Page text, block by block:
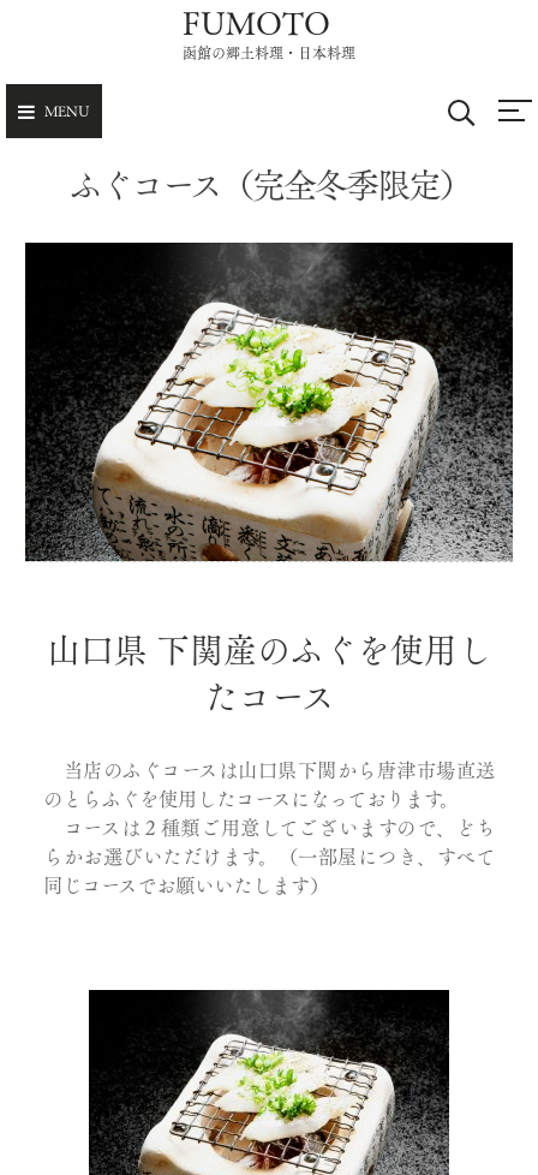
content
FUMOTO
函館の郷土料理・日本料理
MENU
ふぐコース（完全冬季限定）
山口県 下関産のふぐを使用し
たコース
当店のふぐコースは山口県下関から唐津市場直送
のとらふぐを使用したコースになっております。
コースは２種類ご用意してございますので、どち
らかお選びいただけます。（一部屋につき、すべて
同じコースでお願いいたします）